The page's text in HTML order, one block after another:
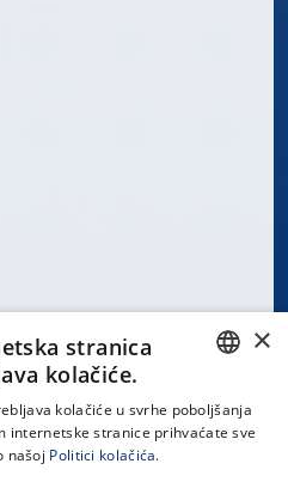
CROATIAN
×
stranica
kolačiće.
kolačiće u svrhe poboljšanja
internetske stranice prihvaćate sve
našoj Politici kolačića.